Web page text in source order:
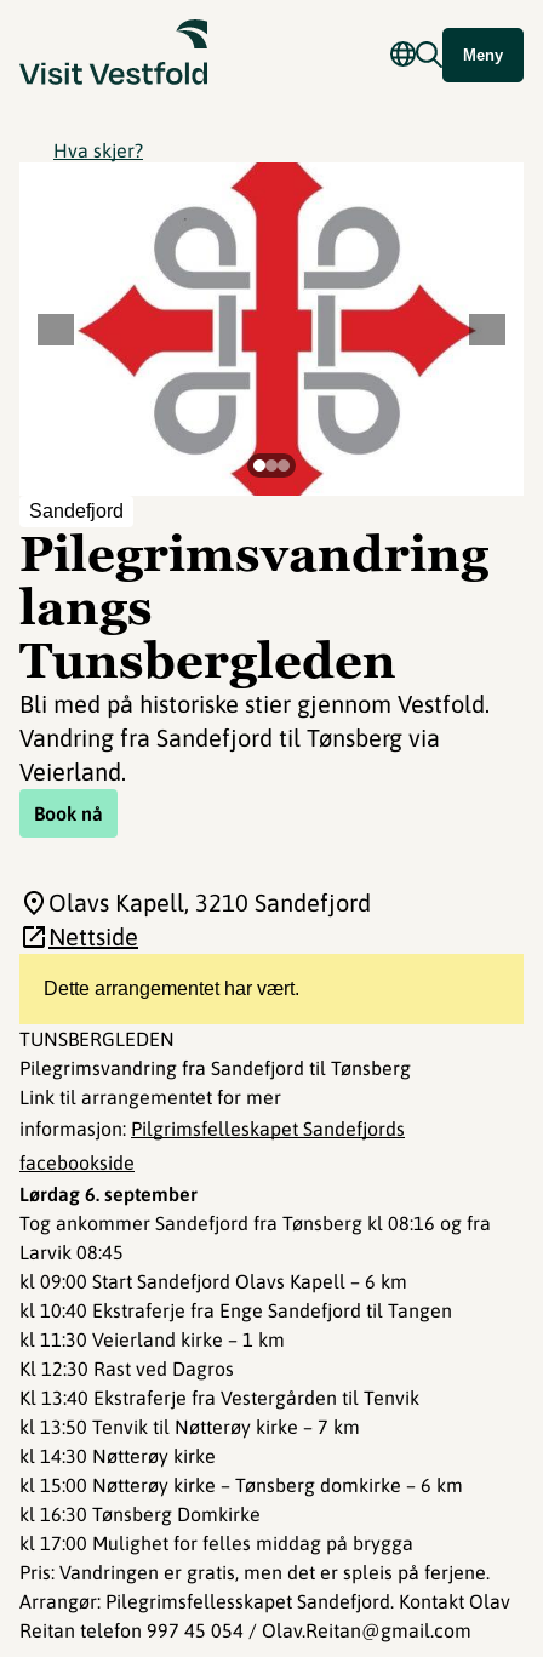
Meny
Hva skjer?
Sandefjord
Pilegrimsvandring
langs
Tunsbergleden
Bli med på historiske stier gjennom Vestfold.
Vandring fra Sandefjord til Tønsberg via
Veierland.
Book nå
Dette arrangementet har vært.
TUNSBERGLEDEN
Pilegrimsvandring fra Sandefjord til Tønsberg
Link til arrangementet for mer
informasjon: Pilgrimsfelleskapet Sandefjords
facebookside
Lørdag 6. september
Tog ankommer Sandefjord fra Tønsberg kl 08:16 og fra
Larvik 08:45
kl 09:00 Start Sandefjord Olavs Kapell – 6 km
kl 10:40 Ekstraferje fra Enge Sandefjord til Tangen
kl 11:30 Veierland kirke – 1 km
Kl 12:30 Rast ved Dagros
Kl 13:40 Ekstraferje fra Vestergården til Tenvik
kl 13:50 Tenvik til Nøtterøy kirke – 7 km
kl 14:30 Nøtterøy kirke
kl 15:00 Nøtterøy kirke – Tønsberg domkirke – 6 km
kl 16:30 Tønsberg Domkirke
kl 17:00 Mulighet for felles middag på brygga
Pris: Vandringen er gratis, men det er spleis på ferjene.
Arrangør: Pilegrimsfellesskapet Sandefjord. Kontakt Olav
Reitan telefon 997 45 054 / Olav.Reitan@gmail.com
Olavs Kapell, 3210 Sandefjord
Nettside